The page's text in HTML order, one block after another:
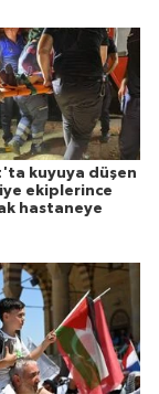
kuyuya düşen
ekiplerince
hastaneye